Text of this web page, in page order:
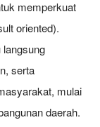
memperkuat
oriented).
langsung
serta
mulai
daerah.